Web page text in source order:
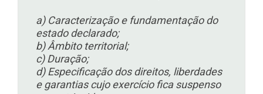
a) Caracterização e fundamentação do
estado declarado;
b) Âmbito territorial;
c) Duração;
d) Especificação dos direitos, liberdades
e garantias cujo exercício fica suspenso